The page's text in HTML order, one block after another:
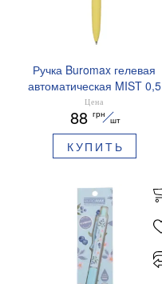
Ручка Buromax гелевая
автоматическая MIST 0,5
мм синие чернила
BM.83103
Цена
88 грн
шт
КУПИТЬ